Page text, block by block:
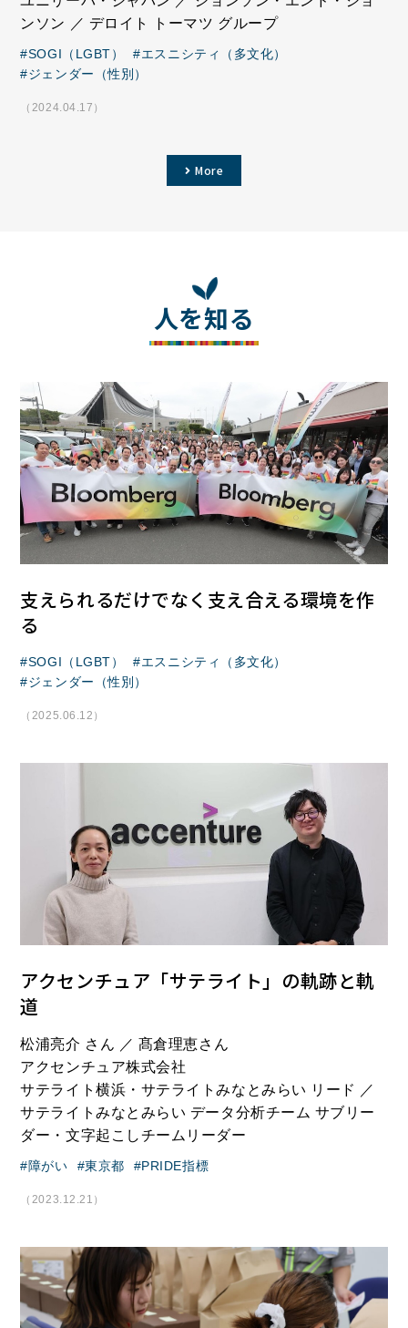
ンソン ／ デロイト トーマツ グループ
SOGI（LGBT）
エスニシティ（多文化）
ジェンダー（性別）
（2024.04.17）
More
人を知る
支えられるだけでなく支え合える環境を作
る
SOGI（LGBT）
エスニシティ（多文化）
ジェンダー（性別）
（2025.06.12）
アクセンチュア「サテライト」の軌跡と軌
道
松浦亮介 さん ／ 髙倉理恵さん
アクセンチュア株式会社
サテライト横浜・サテライトみなとみらい リード ／
サテライトみなとみらい データ分析チーム サブリー
ダー・文字起こしチームリーダー
障がい 東京都 PRIDE指標
（2023.12.21）